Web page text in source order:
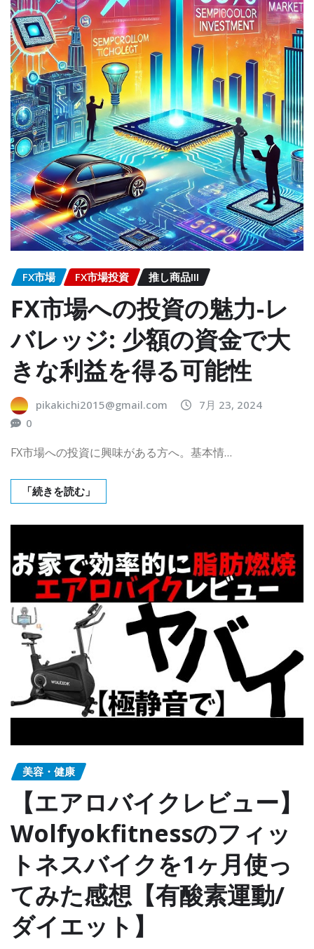
FX市場 FX市場投資 推し商品III
FX市場への投資の魅力-レ
バレッジ: 少額の資金で大
きな利益を得る可能性
pikakichi2015@gmail.com
7月 23, 2024
0
FX市場への投資に興味がある方へ。基本情…
「続きを読む」
美容・健康
【エアロバイクレビュー】
Wolfyokfitnessのフィッ
トネスバイクを1ヶ月使っ
てみた感想【有酸素運動/
ダイエット】